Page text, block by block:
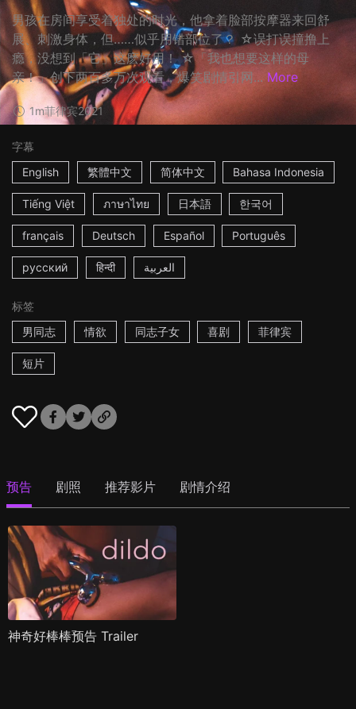
男孩在房间享受着独处的时光，他拿着脸部按摩器来回舒
展、刺激身体，但……似乎用错部位了？ ☆误打误撞撸上
瘾，没想到「它」这麽好用！ ☆「我也想要这样的母
亲！」创下两百多万次观看，爆笑剧情引网... More
1m菲律宾2021
字幕
English
繁體中文 简体中文 Bahasa Indonesia
Tiếng Việt ภาษาไทย 日本語 한국어
français Deutsch Español Português
русский हिन्दी العربية
标签
男同志
情欲 同志子女 喜剧 菲律宾
短片
预告 剧照 推荐影片 剧情介绍
神奇好棒棒预告 Trailer